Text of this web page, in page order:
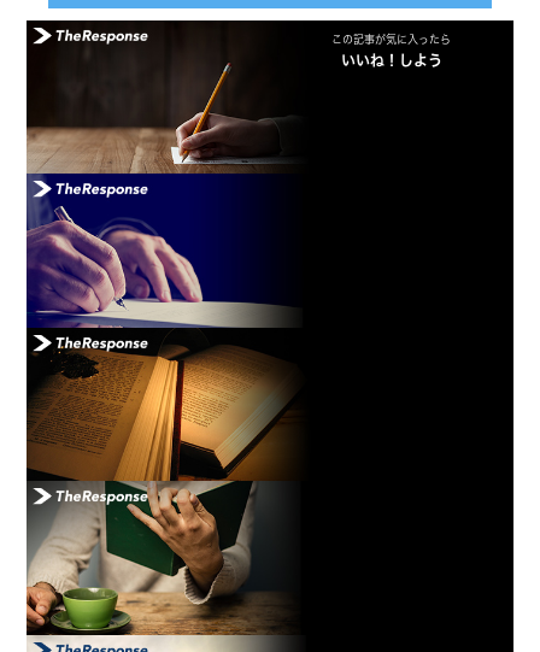
この記事が気に入ったら
いいね！しよう